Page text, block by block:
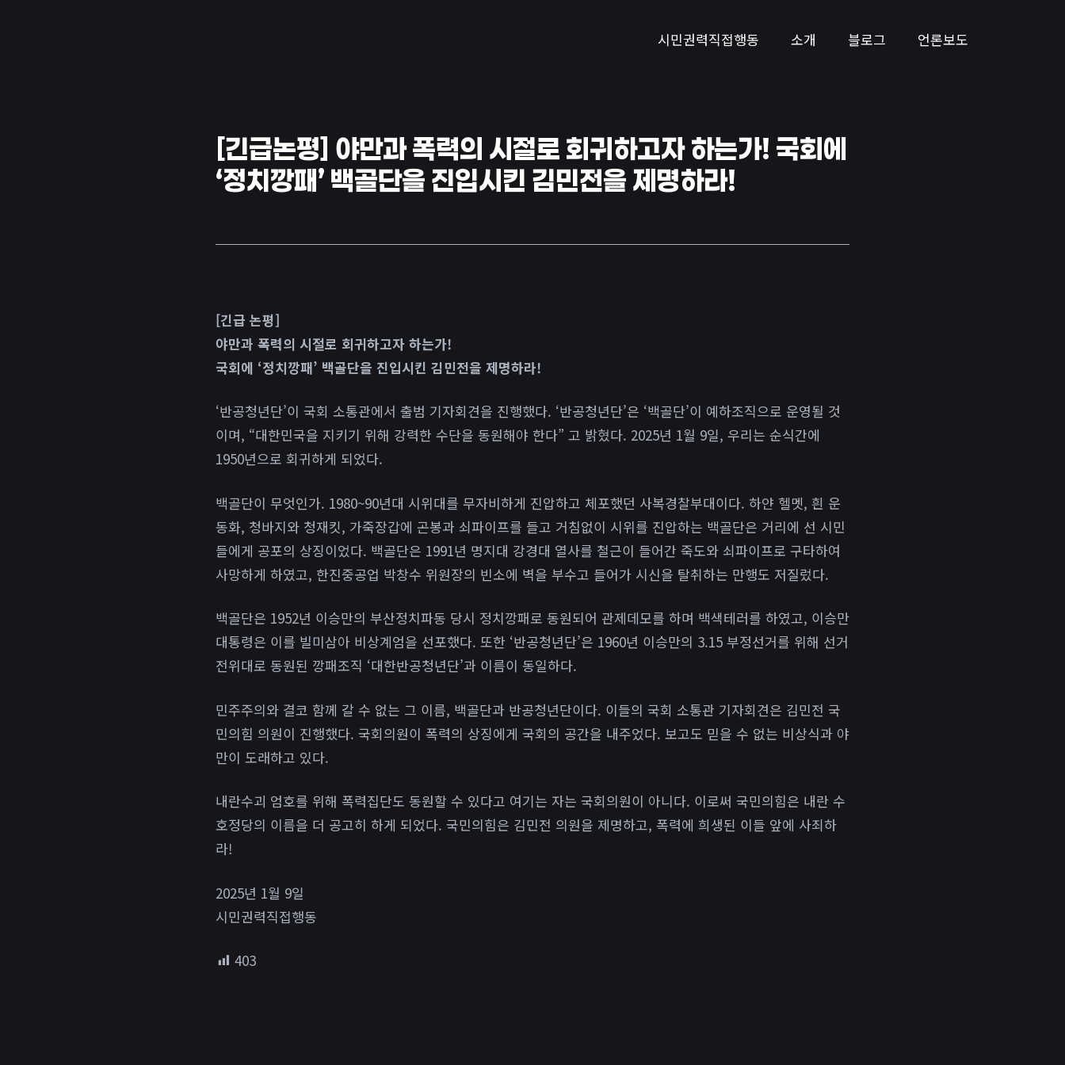
시민권력직접행동 소개 블로그 언론보도
[긴급논평] 야만과 폭력의 시절로 회귀하고자 하는가! 국회에
‘정치깡패’ 백골단을 진입시킨 김민전을 제명하라!
[긴급 논평]
야만과 폭력의 시절로 회귀하고자 하는가!
국회에 ‘정치깡패’ 백골단을 진입시킨 김민전을 제명하라!
‘반공청년단’이 국회 소통관에서 출범 기자회견을 진행했다. ‘반공청년단’은 ‘백골단’이 예하조직으로 운영될 것
이며, “대한민국을 지키기 위해 강력한 수단을 동원해야 한다” 고 밝혔다. 2025년 1월 9일, 우리는 순식간에
1950년으로 회귀하게 되었다.
백골단이 무엇인가. 1980~90년대 시위대를 무자비하게 진압하고 체포했던 사복경찰부대이다. 하얀 헬멧, 흰 운
동화, 청바지와 청재킷, 가죽장갑에 곤봉과 쇠파이프를 들고 거침없이 시위를 진압하는 백골단은 거리에 선 시민
들에게 공포의 상징이었다. 백골단은 1991년 명지대 강경대 열사를 철근이 들어간 죽도와 쇠파이프로 구타하여
사망하게 하였고, 한진중공업 박창수 위원장의 빈소에 벽을 부수고 들어가 시신을 탈취하는 만행도 저질렀다.
백골단은 1952년 이승만의 부산정치파동 당시 정치깡패로 동원되어 관제데모를 하며 백색테러를 하였고, 이승만
대통령은 이를 빌미삼아 비상계엄을 선포했다. 또한 ‘반공청년단’은 1960년 이승만의 3.15 부정선거를 위해 선거
전위대로 동원된 깡패조직 ‘대한반공청년단’과 이름이 동일하다.
민주주의와 결코 함께 갈 수 없는 그 이름, 백골단과 반공청년단이다. 이들의 국회 소통관 기자회견은 김민전 국
민의힘 의원이 진행했다. 국회의원이 폭력의 상징에게 국회의 공간을 내주었다. 보고도 믿을 수 없는 비상식과 야
만이 도래하고 있다.
내란수괴 엄호를 위해 폭력집단도 동원할 수 있다고 여기는 자는 국회의원이 아니다. 이로써 국민의힘은 내란 수
호정당의 이름을 더 공고히 하게 되었다. 국민의힘은 김민전 의원을 제명하고, 폭력에 희생된 이들 앞에 사죄하
라!
2025년 1월 9일
시민권력직접행동
403